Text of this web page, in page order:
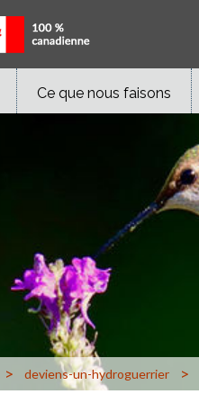
Ce que nous faisons
> deviens-un-hydroguerrier >